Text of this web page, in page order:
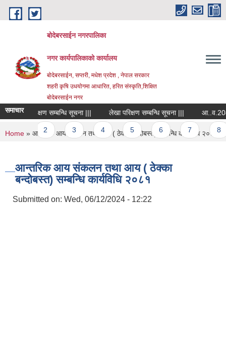
Skip to main content
बोदेबरसाईन नगरपालिका
नगर कार्यपालिकाको कार्यालय
बोदेबरसाईन, सप्तरी, मधेश प्रदेश , नेपाल सरकार
शहरी कृषि उधयोगमा आधारित, हरित संस्कृति,शिक्षित
बोदेबरसाईन नगर
समाचार
लेखा परिक्षण सम्बन्धि सूचना ||| लेखा परिक्षण सम्बन्धि सूचना |||
Pages
2 3 4 5 6 7
You are here
Home » आन्तरिक आय संकलन तथा आय ( ठेक्का बन्दोबस्त) सम्बन्धि कार्यविधि २०८१
आन्तरिक आय संकलन तथा आय ( ठेक्का
बन्दोबस्त) सम्बन्धि कार्यविधि २०८१
Submitted on: Wed, 06/12/2024 - 12:22